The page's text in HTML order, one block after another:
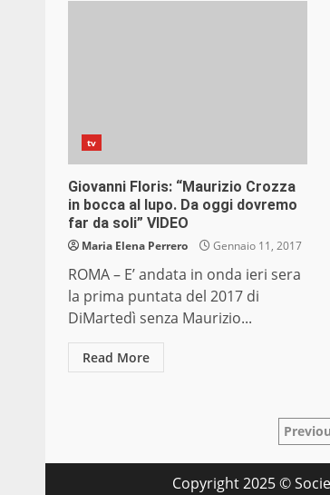
tv
Giovanni Floris: “Maurizio Crozza
in bocca al lupo. Da oggi dovremo
far da soli” VIDEO
Maria Elena Perrero Gennaio 11, 2017
ROMA – E’ andata in onda ieri sera
la prima puntata del 2017 di
DiMartedì senza Maurizio...
Read More
Copyright 2025 ©